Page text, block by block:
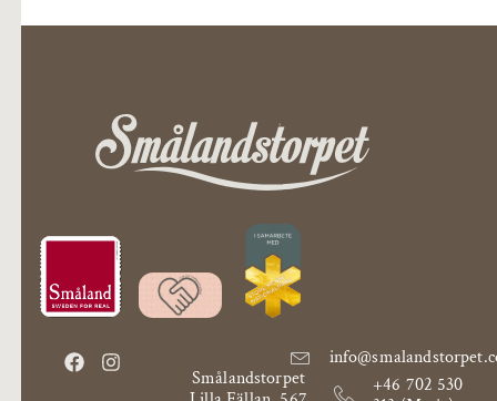
Smålandstorpet
+46 702 530